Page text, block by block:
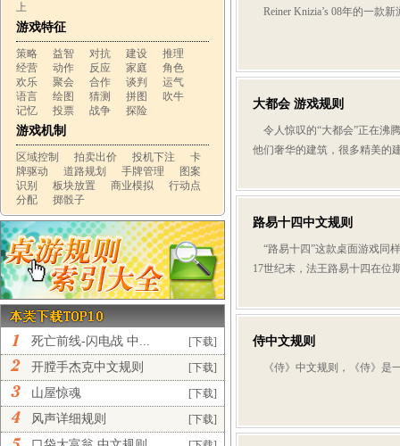
上
游戏特征
策略 益智 对抗 建设
推理
经营
动作 反应 家庭
角色
欢乐
聚会 合作 谈判
运气
语言
绘图 猜测 拼图
吹牛
记忆
投票 战争 探险
游戏机制
区域控制 拍卖出价 投机下注
卡
牌驱动
道路规划 手牌管理
图案
识别
板块放置 商业模拟
行动点
分配
掷骰子
[下载]
死亡前线-闪电战 中...
[下载]
开膛手杰克中文规则
[下载]
山屋惊魂
[下载]
风声详细规则
Reiner Knizia’s 08年的一款
大都会 游戏规则
令人惊叹的“大都会”正在沸
他们奢华的建筑，很多精美的
路易十四中文规则
“路易十四”这款桌面游戏同
17世纪末，法王路易十四在位
侍中文规则
《侍》中文规则，《侍》是